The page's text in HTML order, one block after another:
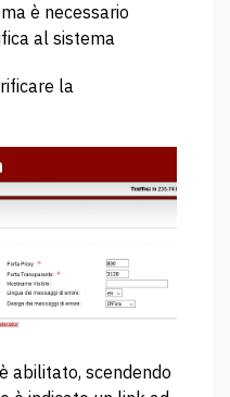
è necessario
al sistema
la
abilitato, scendendo